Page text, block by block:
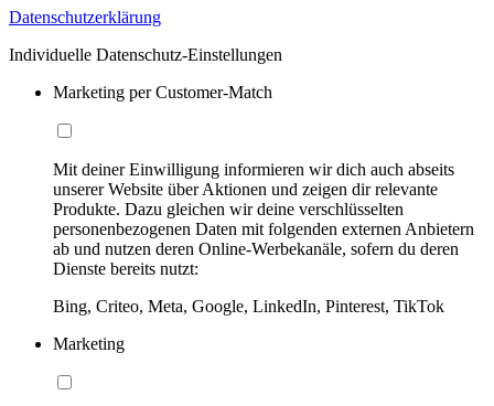
Datenschutzerklärung
Individuelle Datenschutz-Einstellungen
Marketing per Customer-Match
Mit deiner Einwilligung informieren wir dich auch abseits
unserer Website über Aktionen und zeigen dir relevante
Produkte. Dazu gleichen wir deine verschlüsselten
personenbezogenen Daten mit folgenden externen Anbietern
ab und nutzen deren Online-Werbekanäle, sofern du deren
Dienste bereits nutzt:
Bing, Criteo, Meta, Google, LinkedIn, Pinterest, TikTok
Marketing